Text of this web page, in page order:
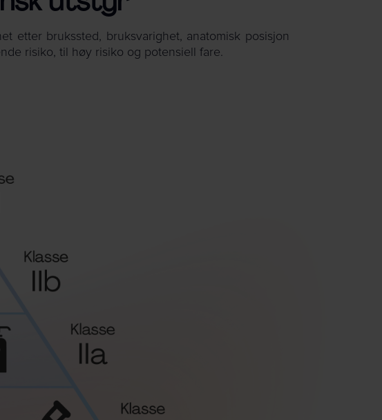
etter brukssted, bruksvarighet, anatomisk posisjon
risiko, til høy risiko og potensiell fare.